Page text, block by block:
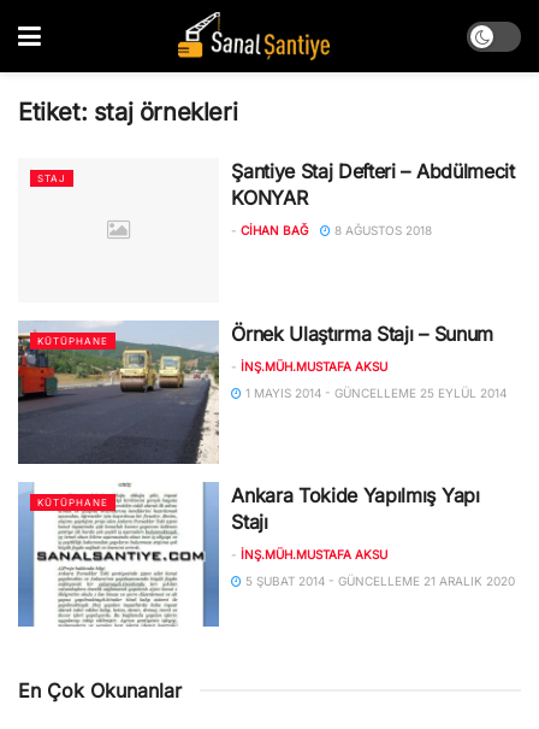
Etiket: staj örnekleri
STAJ
Şantiye Staj Defteri – Abdülmecit
KONYAR
- CIHAN BAĞ 8 AĞUSTOS 2018
KÜTÜPHANE Örnek Ulaştırma Stajı – Sunum
- İNŞ.MÜH.MUSTAFA AKSU
1 MAYIS 2014 - GÜNCELLEME 25 EYLÜL 2014
KÜTÜPHANE
Ankara Tokide Yapılmış Yapı
Stajı
- İNŞ.MÜH.MUSTAFA AKSU
5 ŞUBAT 2014 - GÜNCELLEME 21 ARALIK 2020
En Çok Okunanlar